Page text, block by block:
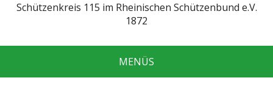
Schützenkreis 115 im Rheinischen Schützenbund e.V.
1872
MENÜS